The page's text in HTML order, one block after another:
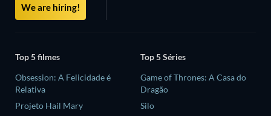
We are hiring!
Top 5 filmes
Obsession: A Felicidade é
Relativa
Projeto Hail Mary
Top 5 Séries
Game of Thrones: A Casa do
Dragão
Silo